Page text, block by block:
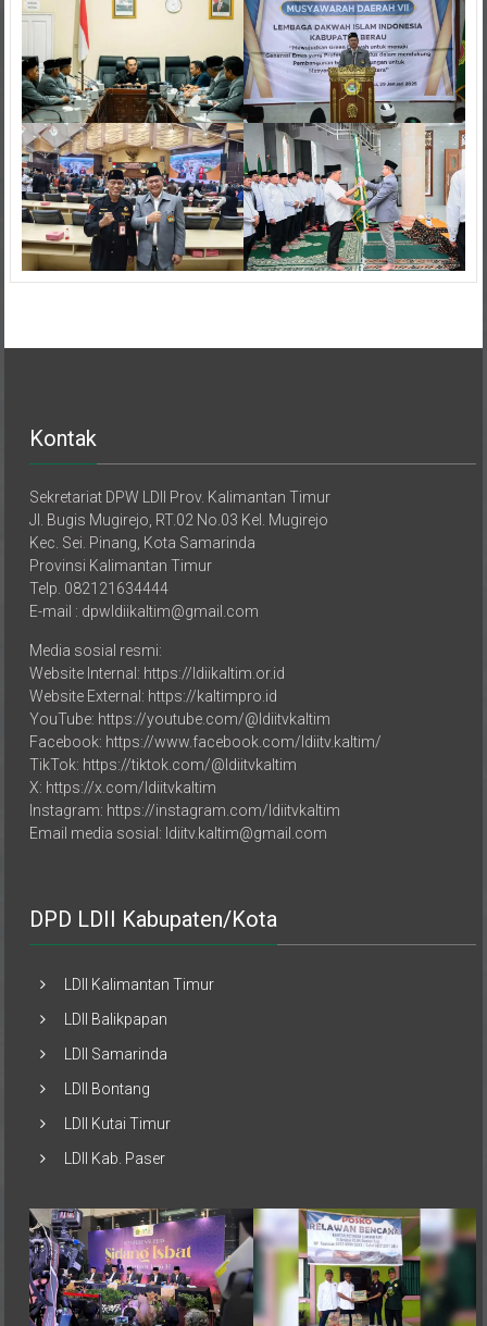
Jl. Bugis Mugirejo, RT.02 No.03 Kel. Mugirejo
Kec. Sei. Pinang, Kota Samarinda
Provinsi Kalimantan Timur
Telp. 082121634444
E-mail : dpwldiikaltim@gmail.com
Website Internal: https://ldiikaltim.or.id
Website External: https://kaltimpro.id
YouTube: https://youtube.com/@ldiitvkaltim
Facebook: https://www.facebook.com/ldiitv.kaltim/
TikTok: https://tiktok.com/@ldiitvkaltim
X: https://x.com/ldiitvkaltim
Instagram: https://instagram.com/ldiitvkaltim
Email media sosial: ldiitv.kaltim@gmail.com
LDII Samarinda
LDII Kutai Timur